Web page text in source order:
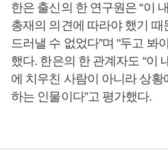
한은 출신의 한 연구원은 “이
총재의 의견에 따라야 했기
드러낼 수 없었다”며 "두고 봐
했다. 한은의 한 관계자도 “이
에 치우친 사람이 아니라 상황
하는 인물이다”고 평가했다.